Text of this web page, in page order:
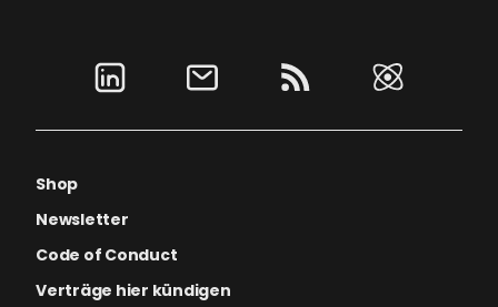
Shop
Newsletter
Code of Conduct
Verträge hier kündigen